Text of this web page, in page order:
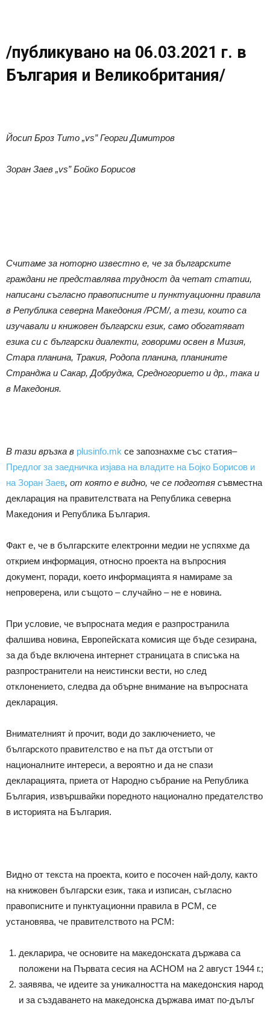
/публикувано на 06.03.2021 г. в
България и Великобритания/
Йосип Броз Тито „vs”Георги Димитров
Зоран Заев „vs”Бойко Борисов
Считаме за ноторно известно е, че за българските
граждани не представлява трудност да четат статии,
написани съгласно правописните и пунктуационни правила
в Република северна Македония /РСМ/, а тези, които са
изучавали и книжовен български език, само обогатяват
езика си с български диалекти, говорими освен в Мизия,
Стара планина, Тракия, Родопа планина, планините
Странджа и Сакар, Добруджа, Средногорието и др., така и
в Македония.
В тази връзка в plusinfo.mk се запознахме със статия–
Предлог за заедничка изјава на владите на Бојко Борисов и
на Зоран Заев, от която е видно, че се подготвя съвместна
декларация на правителствата на Република северна
Македония и Република България.
Факт е, че в българските електронни медии не успяхме да
открием информация, относно проекта на въпросния
документ, поради, което информацията я намираме за
непроверена, или същото – случайно – не е новина.
При условие, че въпросната медия е разпространила
фалшива новина, Европейската комисия ще бъде сезирана,
за да бъде включена интернет страницата в списъка на
разпространители на неистински вести, но след
отклонението, следва да обърне внимание на въпросната
декларация.
Внимателният ѝ прочит, води до заключението, че
българското правителство е на път да отстъпи от
националните интереси, а вероятно и да не спази
декларацията, приета от Народно събрание на Република
България, извършвайки поредното национално предателство
в историята на България.
Видно от текста на проекта, които е посочен най-долу, както
на книжовен български език, така и изписан, съгласно
правописните и пунктуационни правила в РСМ, се
установява, че правителството на РСМ:
декларира, че основите на македонската държава са
положени на Първата сесия на АСНОМ на 2 август 1944 г.;
заявява, че идеите за уникалността на македонския народ
и за създаването на македонска държава имат по-дълъг